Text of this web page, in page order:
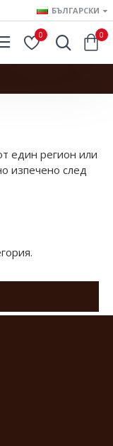
БЪЛГАРСКИ
0 0
един регион или
изпечено след